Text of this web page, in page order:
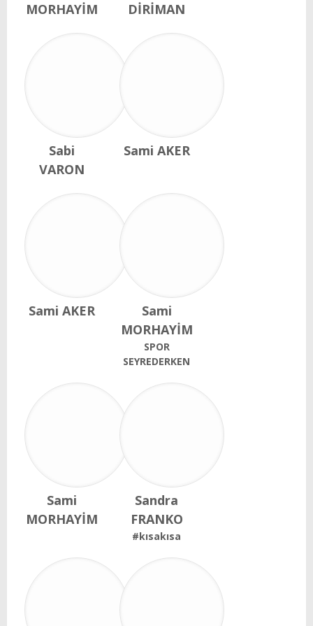
MORHAYİM
DİRİMAN
Sabi
VARON
Sami AKER
Sami AKER
Sami
MORHAYİM
SPOR
SEYREDERKEN
Sami
MORHAYİM
Sandra
FRANKO
#kısakısa